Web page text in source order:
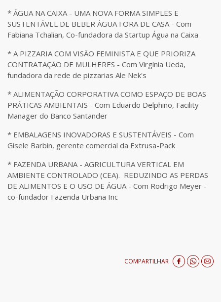
* ÁGUA NA CAIXA - UMA NOVA FORMA SIMPLES E
SUSTENTÁVEL DE BEBER ÁGUA FORA DE CASA - Com
Fabiana Tchalian, Co-fundadora da Startup Água na Caixa
* A PIZZARIA COM VISÃO FEMINISTA E QUE PRIORIZA
CONTRATAÇÃO DE MULHERES - Com Virgínia Ueda,
fundadora da rede de pizzarias Ale Nek's
* ALIMENTAÇÃO CORPORATIVA COMO ESPAÇO DE BOAS
PRÁTICAS AMBIENTAIS - Com Eduardo Delphino, Facility
Manager do Banco Santander
* EMBALAGENS INOVADORAS E SUSTENTÁVEIS - Com
Gisele Barbin, gerente comercial da Extrusa-Pack
* FAZENDA URBANA - AGRICULTURA VERTICAL EM
AMBIENTE CONTROLADO (CEA). REDUZINDO AS PERDAS
DE ALIMENTOS E O USO DE ÁGUA - Com Rodrigo Meyer -
co-fundador Fazenda Urbana Inc
COMPARTILHAR